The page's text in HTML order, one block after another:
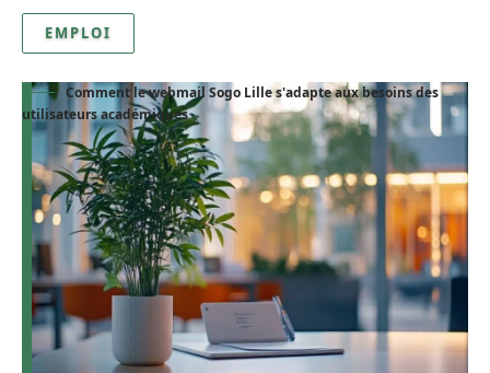
EMPLOI
Comment le webmail Sogo Lille s'adapte aux besoins des
utilisateurs académiques